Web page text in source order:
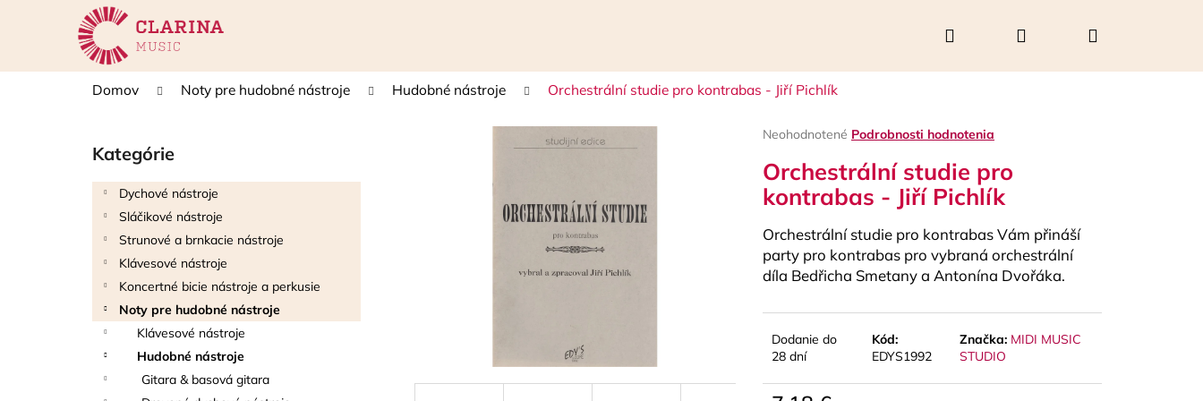
Hľadať PrihlásenieNákupný
Domov Noty pre hudobné nástroje Hudobné nástroje Orchestrální studie pro kontrabas - Jiří Pichlík
Preskočiť
kategórie
Kategórie
Dychové nástroje
Sláčikové nástroje
Strunové a brnkacie nástroje
Klávesové nástroje
Koncertné bicie nástroje a perkusie
Noty pre hudobné nástroje
Klávesové nástroje
Hudobné nástroje
Gitara & basová gitara
Priemerné
produktu
je
0,0
5
hviezdičiek.
Neohodnotené Podrobnosti hodnotenia
Orchestrální studie pro
kontrabas - Jiří Pichlík
Orchestrální studie pro kontrabas Vám přináší
party pro kontrabas pro vybraná orchestrální
díla Bedřicha Smetany a Antonína Dvořáka.
Dodanie do
28 dní
Kód:
EDYS1992
Značka: MIDI MUSIC
STUDIO
í
Späť
do
Späť
do
Čo potrebujete nájsť?
Odporúčame
Nasledujúce